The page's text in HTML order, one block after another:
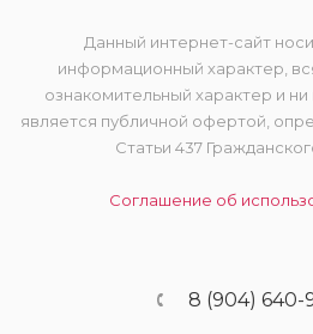
Данный интернет-сайт
информационный характер,
ознакомительный характер и ни
является публичной офертой,
Статьи 437
Соглашение об
8 (904) 640-